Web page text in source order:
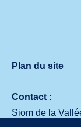
Plan du site
Contact :
Siom de la